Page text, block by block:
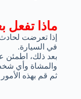
ماذا تفعل
إذا تعرضت
في السيارة.
بعد ذلك، اطمئن
والمشاة وأي
ثم قم بهذه الأمور